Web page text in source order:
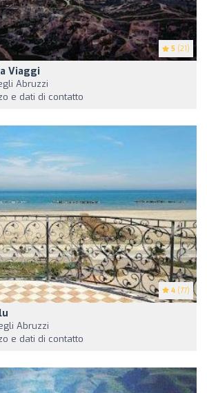
5 (21)
Viaggi
Abruzzi
e dati di contatto
4 (77)
Abruzzi
e dati di contatto